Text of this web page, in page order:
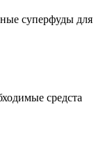
суперфуды для
средста